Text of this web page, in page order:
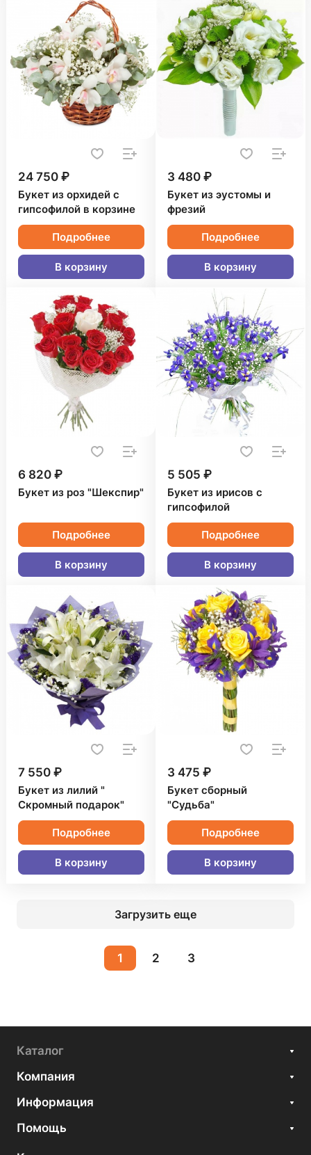
24 750 ₽
Букет из орхидей с
гипсофилой в корзине
Подробнее
В корзину
3 480 ₽
Букет из эустомы и
фрезий
Подробнее
В корзину
6 820 ₽
Букет из роз "Шекспир"
Подробнее
В корзину
5 505 ₽
Букет из ирисов с
гипсофилой
Подробнее
В корзину
7 550 ₽
Букет из лилий "
Скромный подарок"
Подробнее
В корзину
3 475 ₽
Букет сборный
"Судьба"
Подробнее
В корзину
Загрузить еще
1 2 3
Каталог
Компания
Информация
Помощь